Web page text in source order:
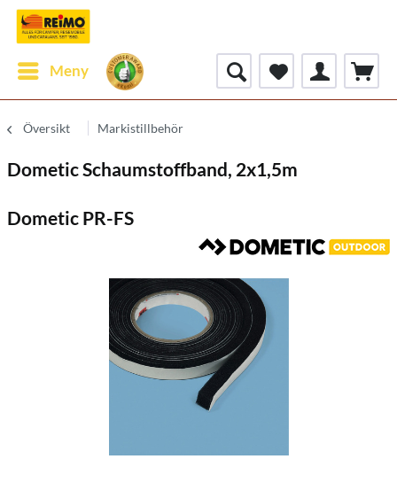
Meny
Översikt Markistillbehör
Dometic Schaumstoffband, 2x1,5m
Dometic PR-FS